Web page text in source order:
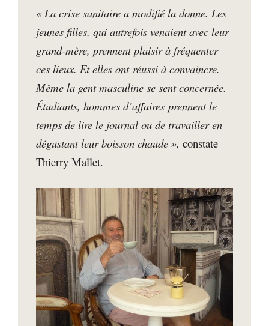
« La crise sanitaire a modifié la donne. Les
jeunes filles, qui autrefois venaient avec leur
grand-mère, prennent plaisir à fréquenter
ces lieux. Et elles ont réussi à convaincre.
Même la gent masculine se sent concernée.
Étudiants, hommes d’affaires prennent le
temps de lire le journal ou de travailler en
dégustant leur boisson chaude », constate
Thierry Mallet.